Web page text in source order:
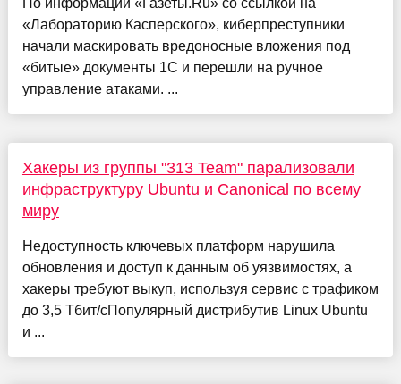
По информации «Газеты.Ru» со ссылкой на
«Лабораторию Касперского», киберпреступники
начали маскировать вредоносные вложения под
«битые» документы 1С и перешли на ручное
управление атаками. ...
Хакеры из группы "313 Team" парализовали
инфраструктуру Ubuntu и Canonical по всему
миру
Недоступность ключевых платформ нарушила
обновления и доступ к данным об уязвимостях, а
хакеры требуют выкуп, используя сервис с трафиком
до 3,5 Тбит/сПопулярный дистрибутив Linux Ubuntu
и ...